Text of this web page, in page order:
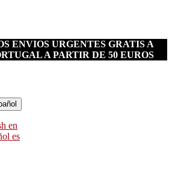
ENVIOS URGENTES GRATIS A
A PARTIR DE 50 EUROS
en
es